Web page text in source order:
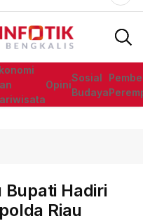
Opini
Sosial
Hadiri
Riau